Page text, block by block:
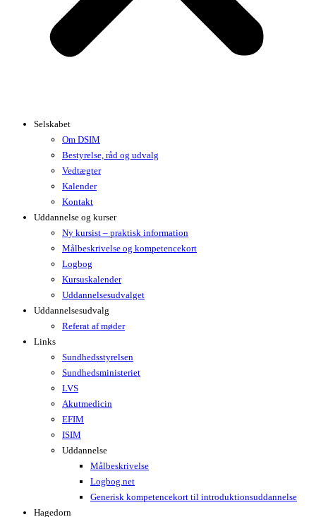
Selskabet
Om DSIM
Bestyrelse, råd og udvalg
Vedtægter
Kalender
Kontakt
Uddannelse og kurser
Ny kursist – praktisk information
Målbeskrivelse og kompetencekort
Logbog
Kursuskalender
Uddannelsesudvalget
Uddannelsesudvalg
Referat af møder
Links
Sundhedsstyrelsen
Sundhedsministeriet
LVS
Akutmedicin
EFIM
ISIM
Uddannelse
Målbeskrivelse
Logbog.net
Generisk kompetencekort til introduktionsuddannelse
Hagedorn